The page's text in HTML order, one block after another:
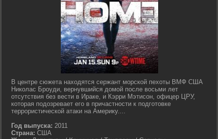
В центре сюжета находятся сержант морской пехоты ВМФ США
Николас Броуди, вернувшийся домой после восьми лет
отсутствия без вести в Ираке, и Кэрри Мэтисон, офицер ЦРУ,
которая подозревает его в причастности к подготовке
террористической атаки на Америку....
Год выпуска: 2011
Страна: США